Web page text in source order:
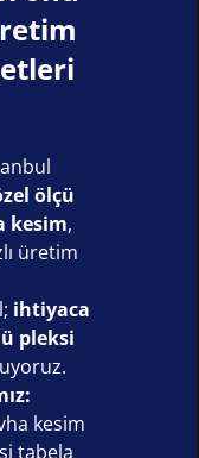
ölçü
kesim,
üretim
ihtiyaca
pleksi
kesim
tabela